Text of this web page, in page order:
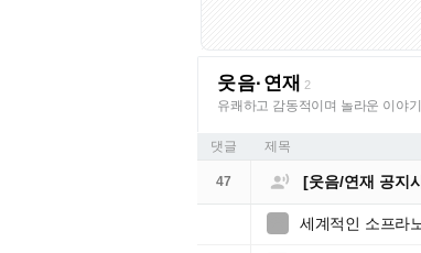
웃음·연재 2
유쾌하고 감동적이며 놀라운 이야
댓글 제목
47  [웃음/연재 공지
세계적인 소프라